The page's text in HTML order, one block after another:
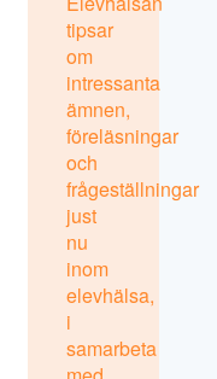
tipsar
om
intressanta
ämnen,
föreläsningar
och
frågeställningar
just
nu
inom
elevhälsa,
i
samarbeta